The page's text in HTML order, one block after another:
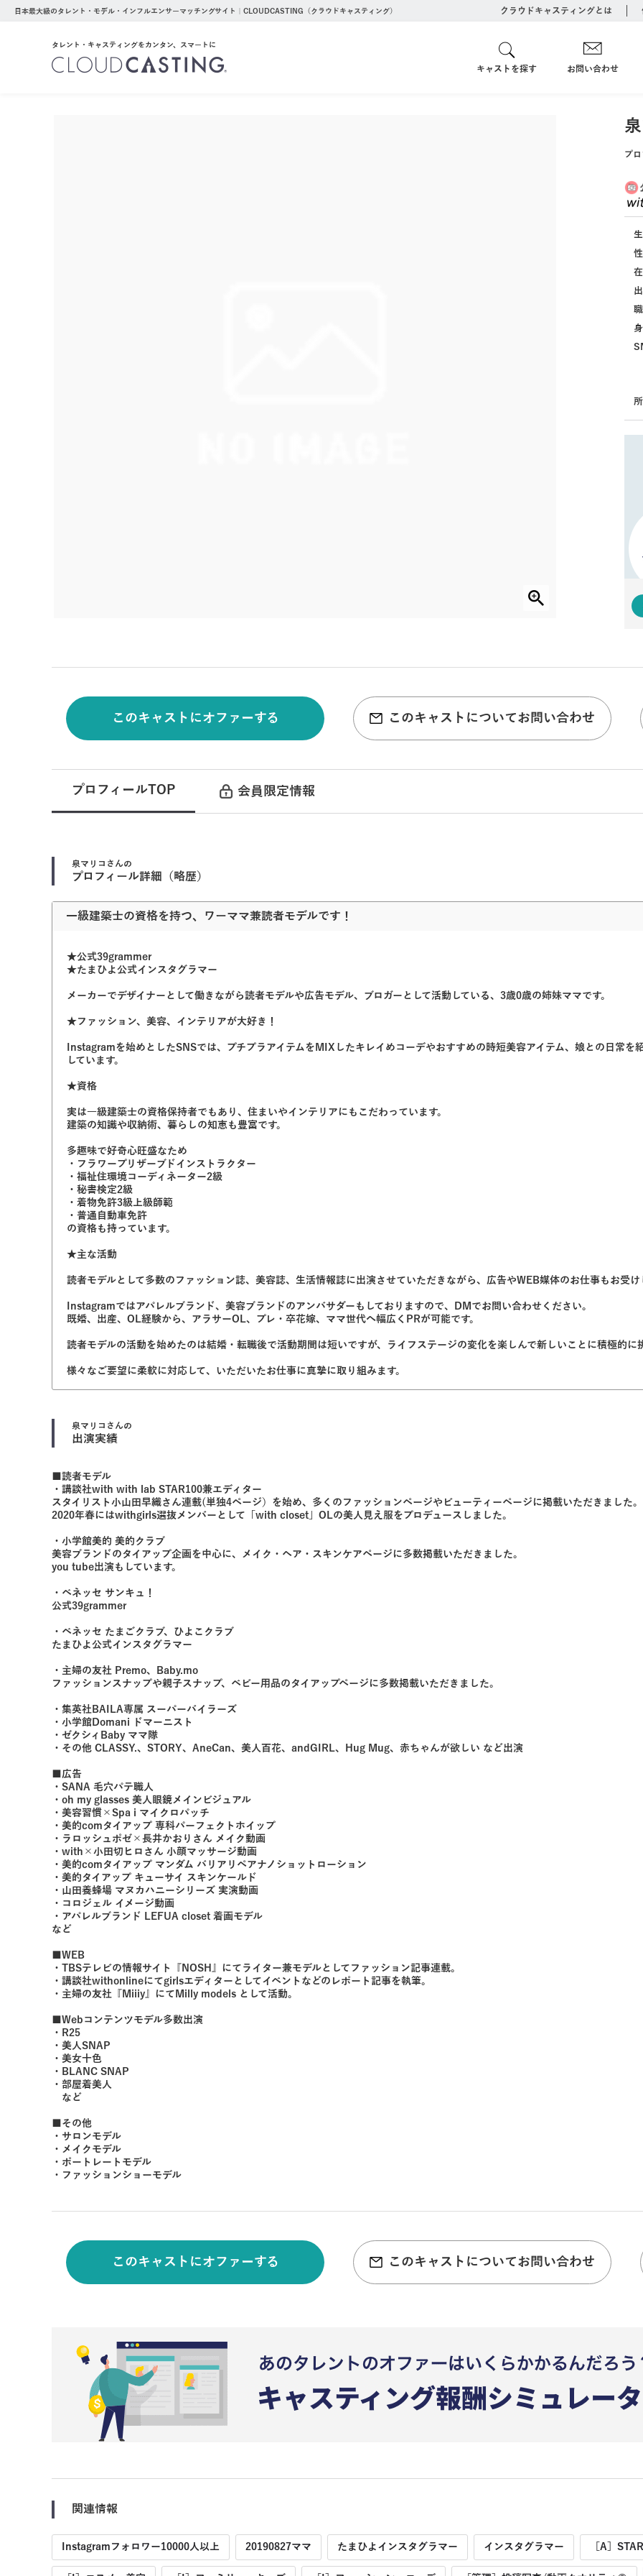
日本最大級のタレント・モデル・インフルエンサーマッチングサイト｜CLOUDCASTING（クラウドキャスティング） クラウドキャスティングとは
タレント・キャスティングをカンタン、スマートに
キャストを探す お問い合わせ
プロ
このキャストにオファーする このキャストについてお問い合わせ
プロフィールTOP 会員限定情報
泉マリコ さんの
プロフィール詳細（略歴）
一級建築士の資格を持つ、ワーママ兼読者モデルです！
★公式39grammer
★たまひよ公式インスタグラマー
メーカーでデザイナーとして働きながら読者モデルや広告モデル、ブロガーとして活動している、3歳0歳の姉妹ママです。
★ファッション、美容、インテリアが大好き！
Instagramを始めとしたSNSでは、プチプラアイテムをMIXしたキレイめコーデやおすすめの時短美容アイテム、娘との日常を
しています。
★資格
実は一級建築士の資格保持者でもあり、住まいやインテリアにもこだわっています。
建築の知識や収納術、暮らしの知恵も豊富です。
多趣味で好奇心旺盛なため
・フラワープリザーブドインストラクター
・福祉住環境コーディネーター2級
・秘書検定2級
・着物免許3級上級師範
・普通自動車免許
の資格も持っています。
★主な活動
読者モデルとして多数のファッション誌、美容誌、生活情報誌に出演させていただきながら、広告やWEB媒体のお仕事もお受け
Instagramではアパレルブランド、美容ブランドのアンバサダーもしておりますので、DMでお問い合わせください。
既婚、出産、OL経験から、アラサーOL、プレ・卒花嫁、ママ世代へ幅広くPRが可能です。
読者モデルの活動を始めたのは結婚・転職後で活動期間は短いですが、ライフステージの変化を楽しんで新しいことに積極的に
様々なご要望に柔軟に対応して、いただいたお仕事に真摯に取り組みます。
泉マリコ さんの
出演実績
■読者モデル
・講談社with with lab STAR100兼エディター
スタイリスト小山田早織さん連載(単独4ページ）を始め、多くのファッションページやビューティーページに掲載いただきました。
2020年春にはwithgirls選抜メンバーとして「with closet」OLの美人見え服をプロデュースしました。
・小学館美的 美的クラブ
美容ブランドのタイアップ企画を中心に、メイク・ヘア・スキンケアページに多数掲載いただきました。
you tube出演もしています。
・ベネッセ サンキュ！
公式39grammer
・ベネッセ たまごクラブ、ひよこクラブ
たまひよ公式インスタグラマー
・主婦の友社 Premo、Baby.mo
ファッションスナップや親子スナップ、ベビー用品のタイアップページに多数掲載いただきました。
・集英社BAILA専属 スーパーバイラーズ
・小学館Domani ドマーニスト
・ゼクシィBaby ママ隊
・その他 CLASSY.、STORY、AneCan、美人百花、andGIRL、Hug Mug、赤ちゃんが欲しい など出演
■広告
・SANA 毛穴パテ職人
・oh my glasses 美人眼鏡メインビジュアル
・美容習慣×Spa i マイクロパッチ
・美的comタイアップ 専科パーフェクトホイップ
・ラロッシュポゼ×長井かおりさん メイク動画
・with×小田切ヒロさん 小顔マッサージ動画
・美的comタイアップ マンダム バリアリペアナノショットローション
・美的タイアップ キューサイ スキンケールド
・山田養蜂場 マヌカハニーシリーズ 実演動画
・コロジェル イメージ動画
・アパレルブランド LEFUA closet 着画モデル
など
■WEB
・TBSテレビの情報サイト『NOSH』にてライター兼モデルとしてファッション記事連載。
・講談社withonlineにてgirlsエディターとしてイベントなどのレポート記事を執筆。
・主婦の友社『Miiiy』にてMilly models として活動。
■Webコンテンツモデル多数出演
・R25
・美人SNAP
・美女十色
・BLANC SNAP
・部屋着美人
など
■その他
・サロンモデル
・メイクモデル
・ポートレートモデル
・ファッションショーモデル
このキャストにオファーする このキャストについてお問い合わせ
関連情報
Instagramフォロワー10000人以上 20190827ママ たまひよインスタグラマー インスタグラマー ［A］